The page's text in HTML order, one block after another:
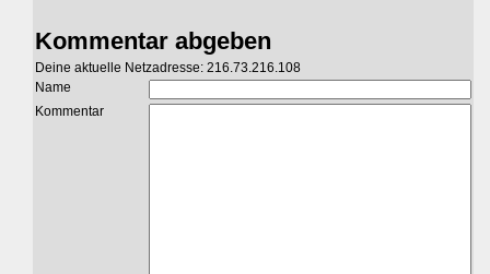
Kommentar abgeben
Deine aktuelle Netzadresse: 216.73.216.108
Name
Kommentar